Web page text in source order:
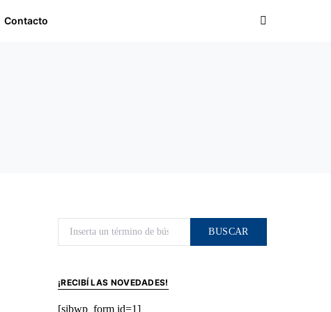
Contacto
BUSCAR
¡RECIBÍ LAS NOVEDADES!
[sibwp_form id=1]